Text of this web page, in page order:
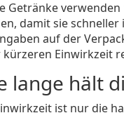
Getränke
damit sie
auf der
kürzeren Einwirkzeit
lange hält
ist nur die